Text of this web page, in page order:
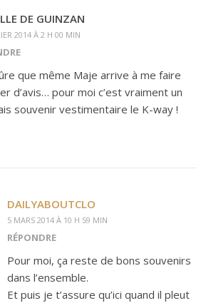
DE GUINZAN
2014 À 2 H 00 MIN
que même Maje arrive à me faire
d’avis… pour moi c’est vraiment un
souvenir vestimentaire le K-way !
DAILYABOUTCLO
5 MARS 2014 À 10 H 59 MIN
RÉPONDRE
Pour moi, ça reste de bons souvenirs
dans l’ensemble.
Et puis je t’assure qu’ici quand il pleut